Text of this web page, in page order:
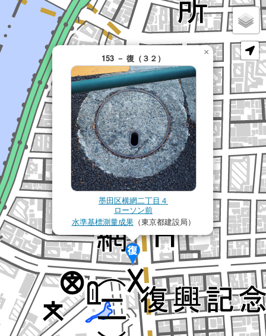
153 － 復（３２）
墨田区横網二丁目４
ローソン前
水準基標測量成果（東京都建設局）
×